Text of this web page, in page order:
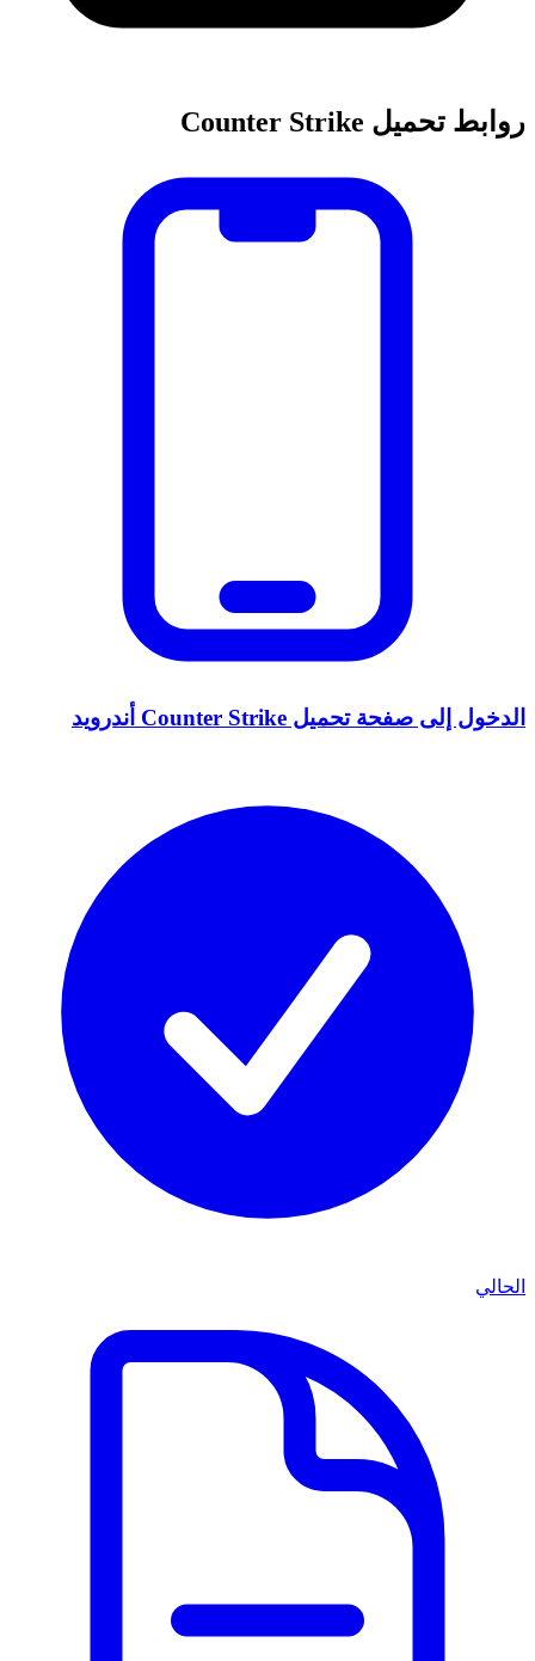
روابط تحميل Counter Strike
الدخول إلى صفحة تحميل Counter Strike أندرويد
الحالي